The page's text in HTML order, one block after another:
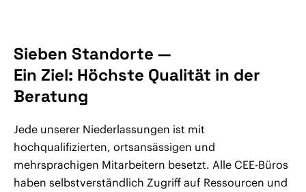
Sieben Standorte —
Ein Ziel: Höchste Qualität in der
Beratung
Jede unserer Niederlassungen ist mit
hochqualifizierten, ortsansässigen und
mehrsprachigen Mitarbeitern besetzt. Alle CEE-Büros
haben selbstverständlich Zugriff auf Ressourcen und